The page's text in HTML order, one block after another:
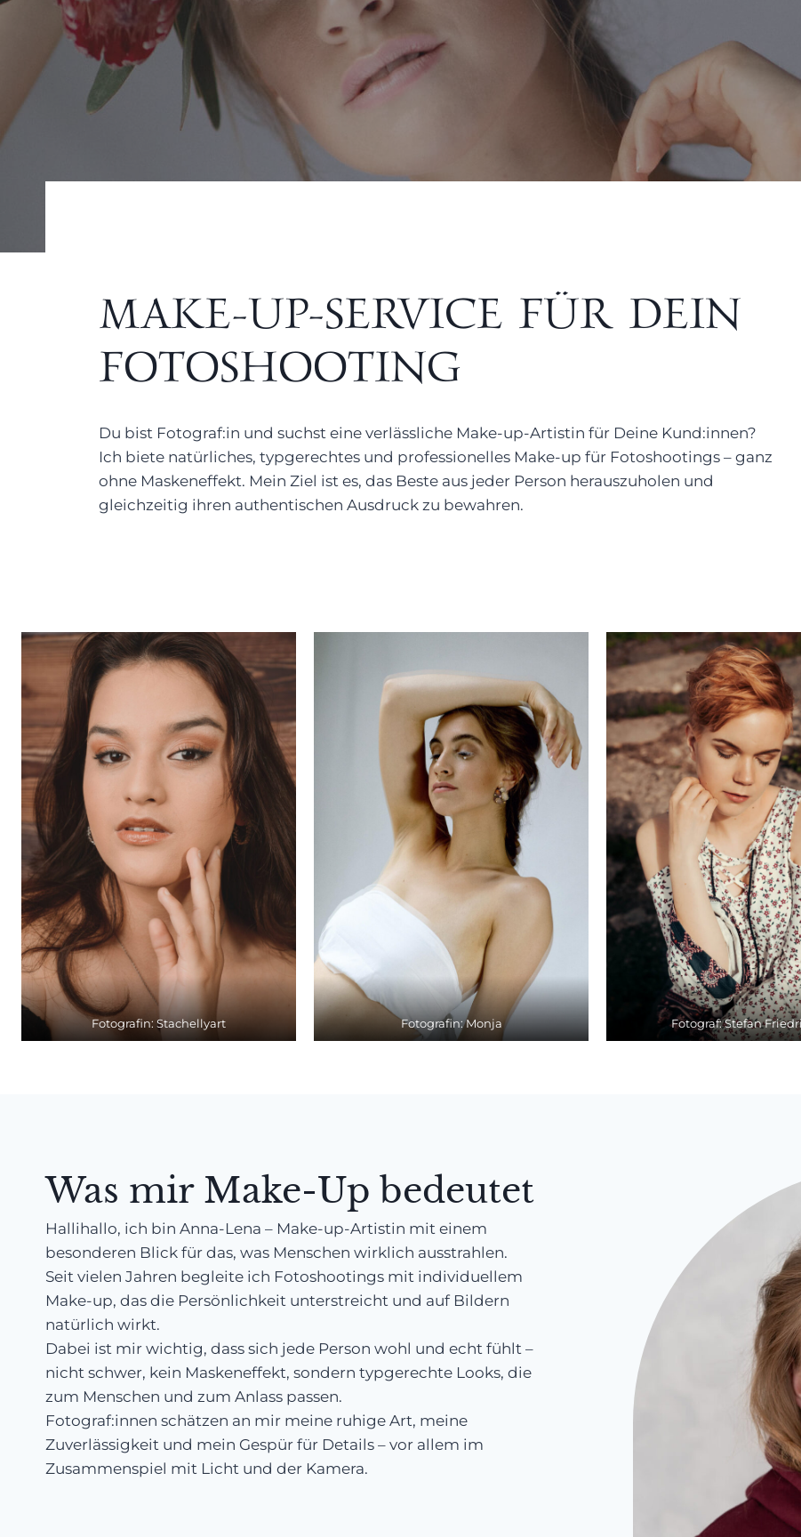
MAKE-UP-SERVICE FÜR DEIN
FOTOSHOOTING
Du bist Fotograf:in und suchst eine verlässliche Make-up-Artistin für Deine Kund:innen?
Ich biete natürliches, typgerechtes und professionelles Make-up für Fotoshootings – ganz
ohne Maskeneffekt. Mein Ziel ist es, das Beste aus jeder Person herauszuholen und
gleichzeitig ihren authentischen Ausdruck zu bewahren.
Fotografin: Stachellyart Fotografin: Monja Fotograf: Stefan
Was mir Make-Up bedeutet
Hallihallo, ich bin Anna-Lena – Make-up-Artistin mit einem
besonderen Blick für das, was Menschen wirklich ausstrahlen.
Seit vielen Jahren begleite ich Fotoshootings mit individuellem
Make-up, das die Persönlichkeit unterstreicht und auf Bildern
natürlich wirkt.
Dabei ist mir wichtig, dass sich jede Person wohl und echt fühlt –
nicht schwer, kein Maskeneffekt, sondern typgerechte Looks, die
zum Menschen und zum Anlass passen.
Fotograf:innen schätzen an mir meine ruhige Art, meine
Zuverlässigkeit und mein Gespür für Details – vor allem im
Zusammenspiel mit Licht und der Kamera.